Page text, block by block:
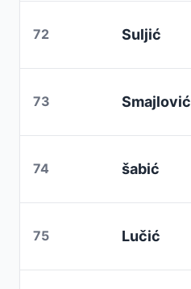
72 Suljić
73 Smajlović
74 šabić
75 Lučić